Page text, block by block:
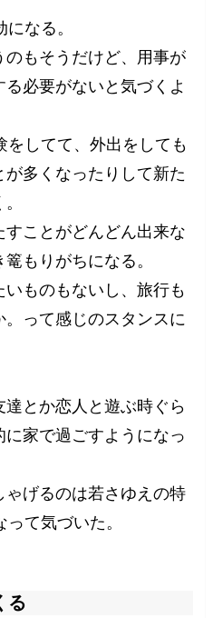
なる。
もそうだけど、用事が
必要がないと気づくよ
をしてて、外出をしても
多くなったりして新た
ことがどんどん出来な
もりがちになる。
ものもないし、旅行も
って感じのスタンスに
とか恋人と遊ぶ時ぐら
家で過ごすようになっ
げるのは若さゆえの特
て気づいた。
る